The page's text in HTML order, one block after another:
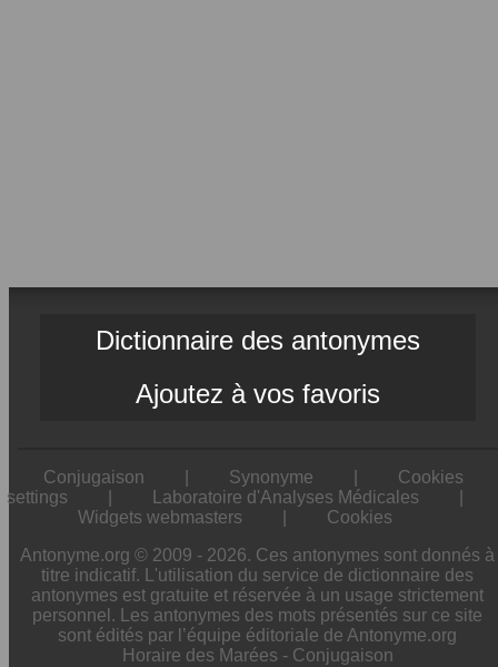
Dictionnaire des antonymes
Ajoutez à vos favoris
Conjugaison Synonyme
Cookies
settings
Laboratoire d'Analyses Médicales
Widgets webmasters
Cookies
Antonyme.org © 2009 - 2026. Ces antonymes sont donnés à
titre indicatif. L'utilisation du service de dictionnaire des
antonymes est gratuite et réservée à un usage strictement
personnel. Les antonymes des mots présentés sur ce site
sont édités par l’équipe éditoriale de Antonyme.org
Horaire des Marées - Conjugaison